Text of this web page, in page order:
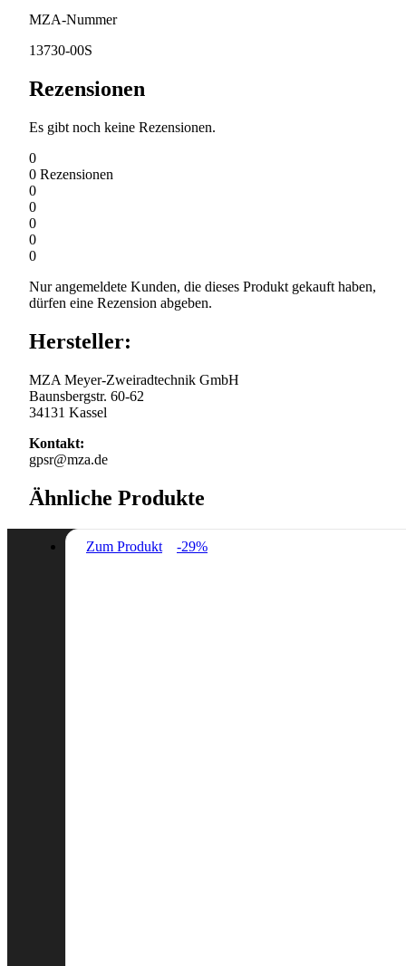
MZA-Nummer
13730-00S
Rezensionen
Es gibt noch keine Rezensionen.
0
0 Rezensionen
0
0
0
0
0
Nur angemeldete Kunden, die dieses Produkt gekauft haben,
dürfen eine Rezension abgeben.
Hersteller:
MZA Meyer-Zweiradtechnik GmbH
Baunsbergstr. 60-62
34131 Kassel
Kontakt:
gpsr@mza.de
Ähnliche Produkte
Zum Produkt -29%